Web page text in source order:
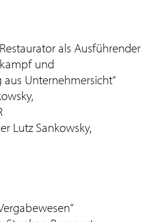
als Ausführender
und
Unternehmersicht“
Lutz Sankowsky,